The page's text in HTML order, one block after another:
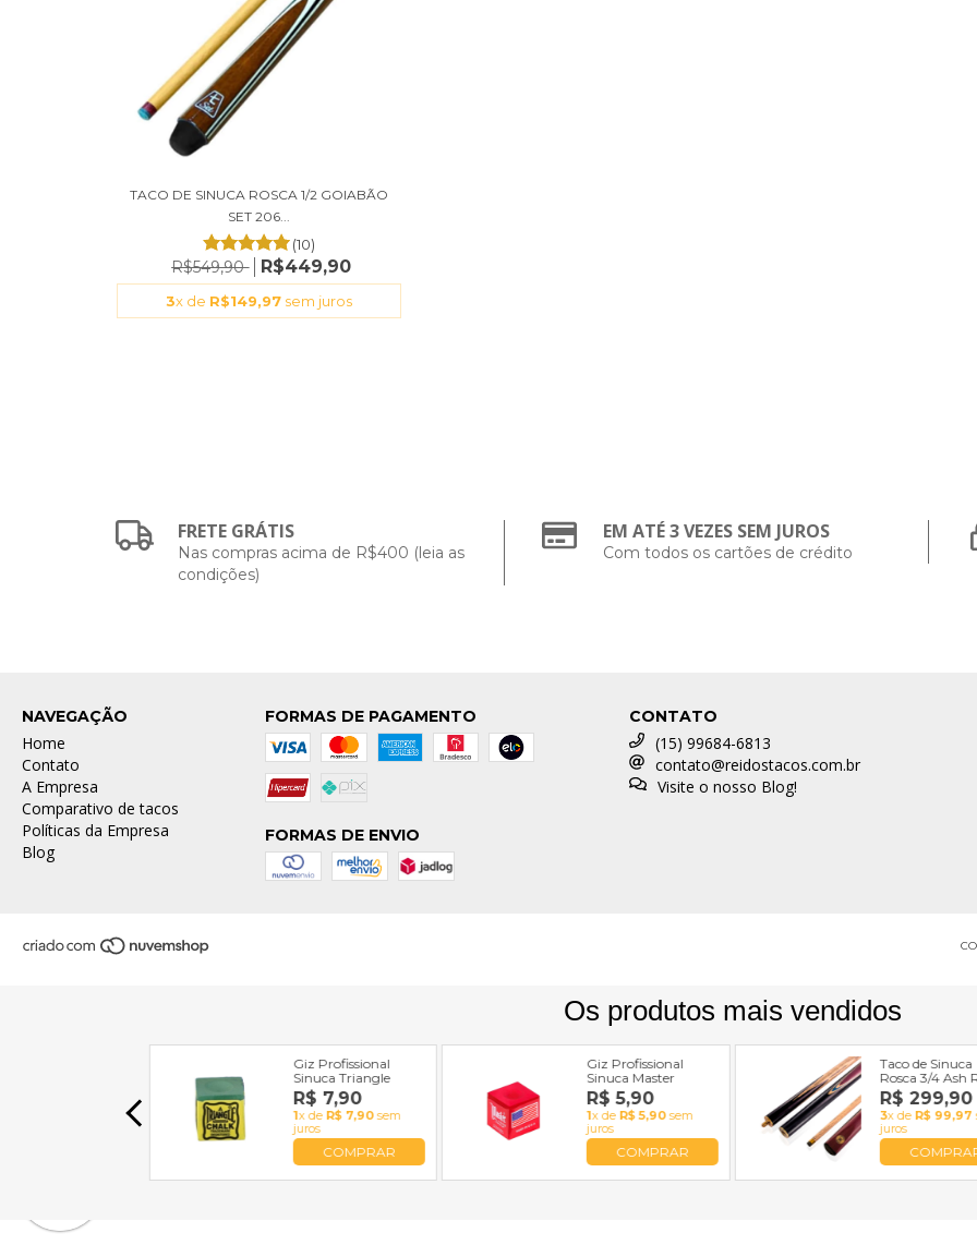
TACO DE SINUCA ROSCA 1/2 GOIABÃO
SET 206...
(10)
R$549,90 R$449,90
3x de R$149,97sem juros
FRETE GRÁTIS
Nas compras acima de R$400 (leia as
condições)
EM ATÉ 3 VEZES SEM JUROS
Com todos os cartões de crédito
NAVEGAÇÃO
Home
Contato
A Empresa
Comparativo de tacos
Políticas da Empresa
Blog
FORMAS DE PAGAMENTO
FORMAS DE ENVIO
CONTATO
(15) 99684-6813
contato@reidostacos.com.br
Visite o nosso Blog!